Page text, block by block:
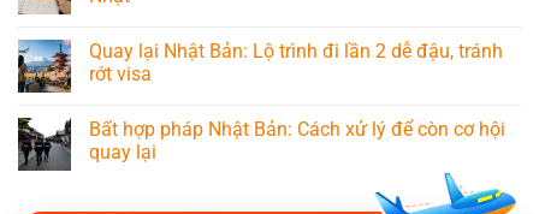
Quay lại Nhật Bản: Lộ trình đi lần 2 dễ đậu, tránh
rớt visa
Bất hợp pháp Nhật Bản: Cách xử lý để còn cơ hội
quay lại